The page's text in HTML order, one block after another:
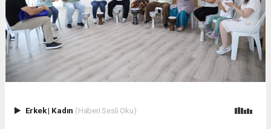
Erkek| Kadın (Haberi Sesli Oku)